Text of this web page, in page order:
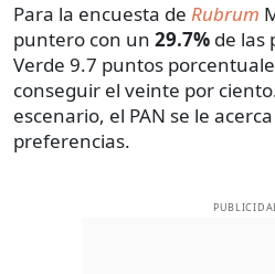
Para la encuesta de Rubrum
puntero con un 29.7% de las
Verde 9.7 puntos
conseguir el veinte por
escenario, el PAN se le
preferencias.